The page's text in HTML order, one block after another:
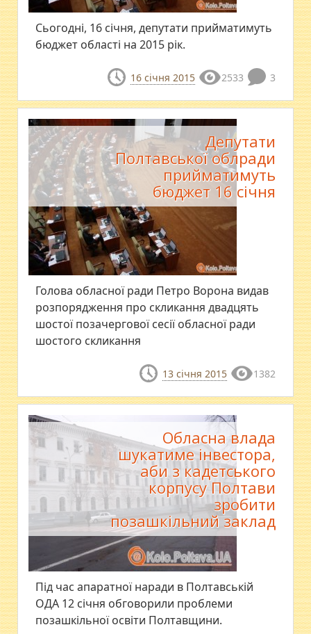
Сьогодні, 16 січня, депутати прийматимуть
бюджет області на 2015 рік.
16 січня 2015 2533 3
Депутати
Полтавської облради
прийматимуть
бюджет 16 січня
Голова обласної ради Петро Ворона видав
розпорядження про скликання двадцять
шостої позачергової сесії обласної ради
шостого скликання
13 січня 2015 1382
Обласна влада
шукатиме інвестора,
аби з кадетського
корпусу Полтави
зробити
позашкільний заклад
Під час апаратної наради в Полтавській
ОДА 12 січня обговорили проблеми
позашкільної освіти Полтавщини.